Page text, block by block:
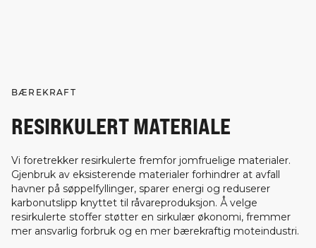
BÆREKRAFT
RESIRKULERT MATERIALE
Vi foretrekker resirkulerte fremfor jomfruelige materialer.
Gjenbruk av eksisterende materialer forhindrer at avfall
havner på søppelfyllinger, sparer energi og reduserer
karbonutslipp knyttet til råvareproduksjon. Å velge
resirkulerte stoffer støtter en sirkulær økonomi, fremmer
mer ansvarlig forbruk og en mer bærekraftig moteindustri.